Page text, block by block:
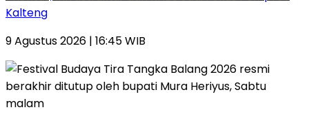
Kalteng
9 Agustus 2026 | 16:45 WIB